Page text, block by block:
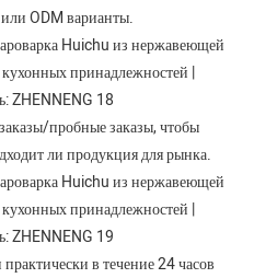
ODM варианты.
пробные заказы, чтобы
ли продукция для рынка.
в течение 24 часов